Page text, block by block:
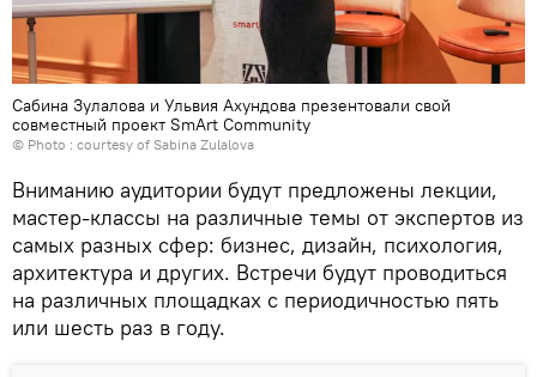
Сабина Зулалова и Ульвия Ахундова презентовали свой
совместный проект SmArt Community
© Photo : courtesy of Sabina Zulalova
Вниманию аудитории будут предложены лекции,
мастер-классы на различные темы от экспертов из
самых разных сфер: бизнес, дизайн, психология,
архитектура и других. Встречи будут проводиться
на различных площадках с периодичностью пять
или шесть раз в году.